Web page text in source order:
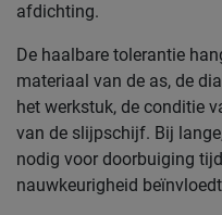
afdichting.
De haalbare tolerantie
materiaal van de as, de
het werkstuk, de conditie
van de slijpschijf. Bij
nodig voor doorbuiging
nauwkeurigheid